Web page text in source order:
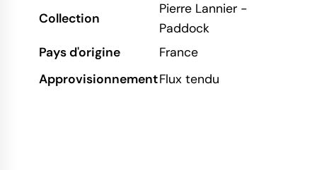
Collection
Pierre Lannier -
Paddock
Pays d'origine
France
ApprovisionnementFlux tendu